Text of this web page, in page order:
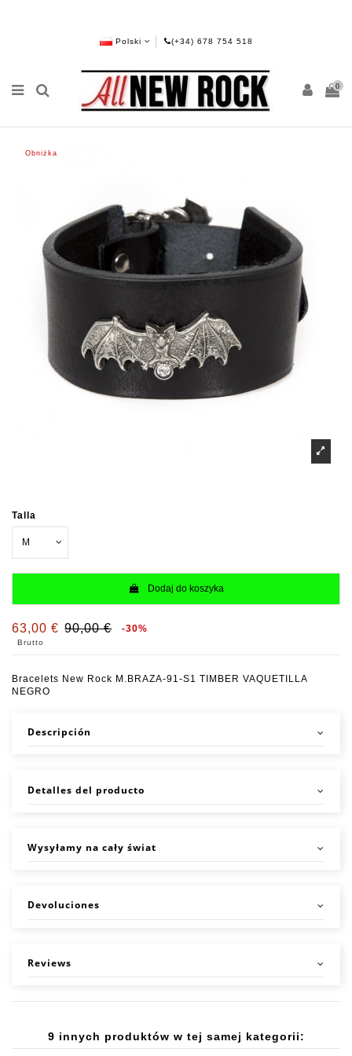
Polski (+34) 678 754 518
0
Obniżka
Talla
Dodaj do koszyka
63,00 € 90,00 € -30%
Brutto
Bracelets New Rock M.BRAZA-91-S1 TIMBER VAQUETILLA
NEGRO
Descripción
Detalles del producto
Wysyłamy na cały świat
Devoluciones
Reviews
9 innych produktów w tej samej kategorii: